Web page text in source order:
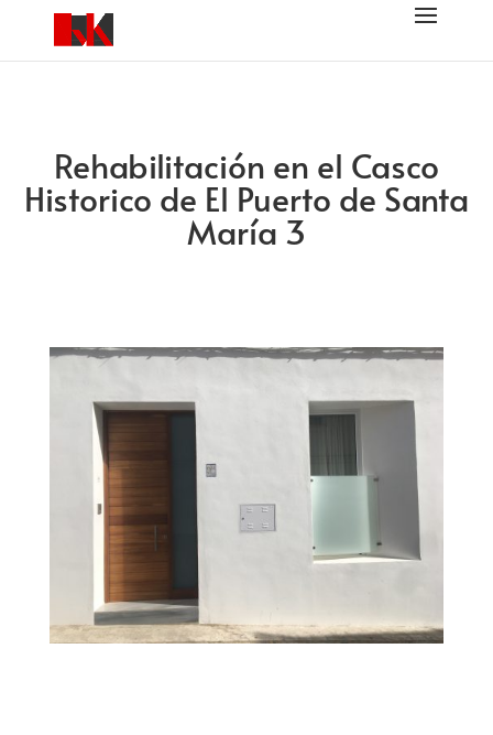
Rehabilitación en el Casco
Historico de El Puerto de Santa
María 3